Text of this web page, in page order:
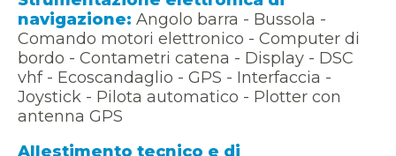
navigazione: Angolo barra - Bussola -
Comando motori elettronico - Computer di
bordo - Contametri catena - Display - DSC
vhf - Ecoscandaglio - GPS - Interfaccia -
Joystick - Pilota automatico - Plotter con
antenna GPS
Allestimento tecnico e di